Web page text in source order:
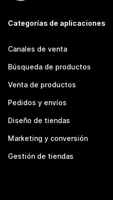
Categorías de aplicaciones
Canales de venta
Búsqueda de productos
Venta de productos
Pedidos y envíos
Diseño de tiendas
Marketing y conversión
Gestión de tiendas